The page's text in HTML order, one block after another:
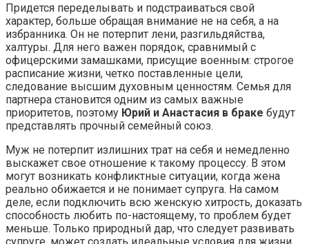
Придется переделывать и подстраиваться свой
характер, больше обращая внимание не на себя, а на
избранника. Он не потерпит лени, разгильдяйства,
халтуры. Для него важен порядок, сравнимый с
офицерскими замашками, присущие военным: строгое
расписание жизни, четко поставленные цели,
следование высшим духовным ценностям. Семья для
партнера становится одним из самых важные
приоритетов, поэтому Юрий и Анастасия в браке будут
представлять прочный семейный союз.
Муж не потерпит излишних трат на себя и немедленно
выскажет свое отношение к такому процессу. В этом
могут возникать конфликтные ситуации, когда жена
реально обижается и не понимает супруга. На самом
деле, если подключить всю женскую хитрость, доказать
способность любить по-настоящему, то проблем будет
меньше. Только природный дар, что следует развивать
супруге, может создать идеальные условия для жизни,